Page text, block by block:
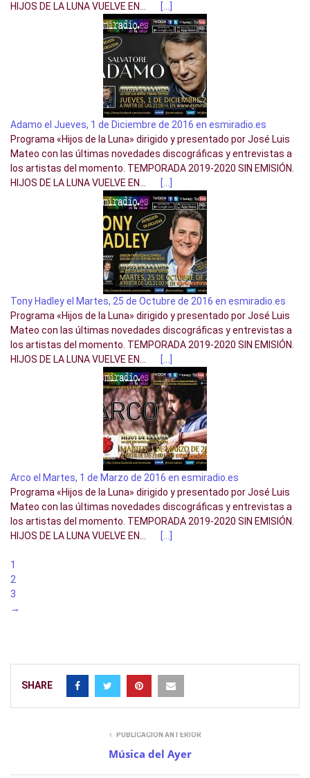
HIJOS DE LA LUNA VUELVE EN...
[…]
Adamo el Jueves, 1 de Diciembre de 2016 en esmiradio.es
Programa «Hijos de la Luna» dirigido y presentado por José Luis
Mateo con las últimas novedades discográficas y entrevistas a
los artistas del momento. TEMPORADA 2019-2020 SIN EMISIÓN.
HIJOS DE LA LUNA VUELVE EN...
[…]
Tony Hadley el Martes, 25 de Octubre de 2016 en esmiradio.es
Programa «Hijos de la Luna» dirigido y presentado por José Luis
Mateo con las últimas novedades discográficas y entrevistas a
los artistas del momento. TEMPORADA 2019-2020 SIN EMISIÓN.
HIJOS DE LA LUNA VUELVE EN...
[…]
Arco el Martes, 1 de Marzo de 2016 en esmiradio.es
Programa «Hijos de la Luna» dirigido y presentado por José Luis
Mateo con las últimas novedades discográficas y entrevistas a
los artistas del momento. TEMPORADA 2019-2020 SIN EMISIÓN.
HIJOS DE LA LUNA VUELVE EN...
[…]
1
2
3
→
SHARE
PUBLICACIÓN ANTERIOR
Música del Ayer